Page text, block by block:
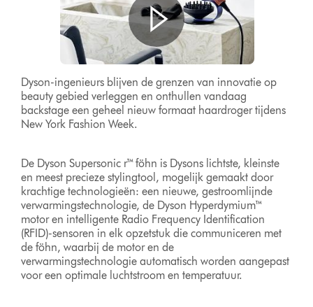
Dyson-ingenieurs blijven de grenzen van innovatie op
beauty gebied verleggen en onthullen vandaag
backstage een geheel nieuw formaat haardroger tijdens
New York Fashion Week.
De Dyson Supersonic r™ föhn is Dysons lichtste, kleinste
en meest precieze stylingtool, mogelijk gemaakt door
krachtige technologieën: een nieuwe, gestroomlijnde
verwarmingstechnologie, de Dyson Hyperdymium™
motor en intelligente Radio Frequency Identification
(RFID)-sensoren in elk opzetstuk die communiceren met
de föhn, waarbij de motor en de
verwarmingstechnologie automatisch worden aangepast
voor een optimale luchtstroom en temperatuur.